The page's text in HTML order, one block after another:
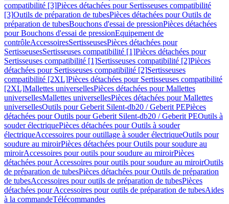
compatibilité [3]Pièces détachées pour Sertisseuses compatibilité
[3]Outils de préparation de tubesPièces détachées pour Outils de
préparation de tubesBouchons d'essai de pressionPièces détachées
pour Bouchons d'essai de pressionEquipement de
contrôleAccessoiresSertisseusesPièces détachées pour
SertisseusesSertisseuses compatibilité [1]Pièces détachées pour
Sertisseuses compatibilité [1]Sertisseuses compatibilité [2]Pièces
détachées pour Sertisseuses compatibilité [2]Sertisseuses
compatibilité [2XL]Pièces détachées pour Sertisseuses compatibilité
[2XL]Mallettes universellesPièces détachées pour Mallettes
universellesMallettes universellesPièces détachées pour Mallettes
universellesOutils pour Geberit Silent-db20 / Geberit PEPièces
détachées pour Outils pour Geberit Silent-db20 / Geberit PEOutils à
souder électriquePièces détachées pour Outils à souder
électriqueAccessoires pour outillage à souder électriqueOutils pour
soudure au miroirPièces détachées pour Outils pour soudure au
miroirAccessoires pour outils pour soudure au miroirPièces
détachées pour Accessoires pour outils pour soudure au miroirOutils
de préparation de tubesPièces détachées pour Outils de préparation
de tubesAccessoires pour outils de préparation de tubesPièces
détachées pour Accessoires pour outils de préparation de tubesAides
à la commandeTélécommandes